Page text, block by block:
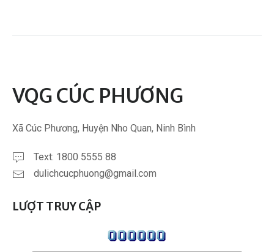
VQG CÚC PHƯƠNG
Xã Cúc Phương, Huyện Nho Quan, Ninh Bình
Text: 1800 5555 88
dulichcucphuong@gmail.com
LƯỢT TRUY CẬP